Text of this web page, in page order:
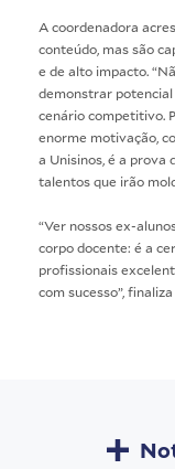
A coordenadora
conteúdo, mas são
e de alto impacto.
demonstrar
cenário competitivo.
enorme motivação,
a Unisinos, é a prova
talentos que irão
“Ver nossos ex-
corpo docente: é a
profissionais
com sucesso”,